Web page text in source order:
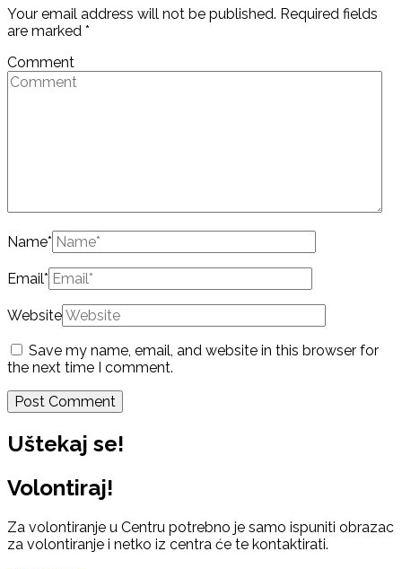
Your email address will not be published. Required fields
are marked *
Comment
Name*
Email*
Website
Save my name, email, and website in this browser for
the next time I comment.
Uštekaj se!
Volontiraj!
Za volontiranje u Centru potrebno je samo ispuniti obrazac
za volontiranje i netko iz centra će te kontaktirati.